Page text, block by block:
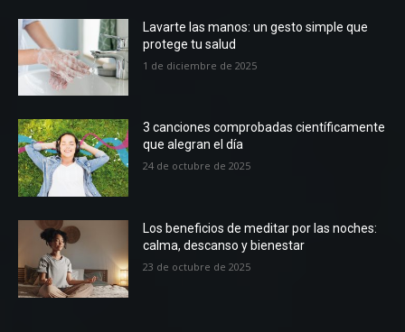
Lavarte las manos: un gesto simple que
protege tu salud
1 de diciembre de 2025
3 canciones comprobadas científicamente
que alegran el día
24 de octubre de 2025
Los beneficios de meditar por las noches:
calma, descanso y bienestar
23 de octubre de 2025